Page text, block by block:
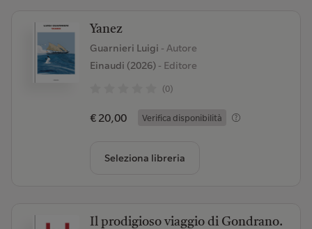
Yanez
Guarnieri Luigi - Autore
Einaudi (2026)- Editore
(0)
€ 20,00 Verifica disponibilità
Seleziona libreria
Il prodigioso viaggio di Gondrano.